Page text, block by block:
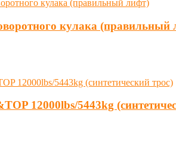
кулака (правильный
12000lbs/5443kg